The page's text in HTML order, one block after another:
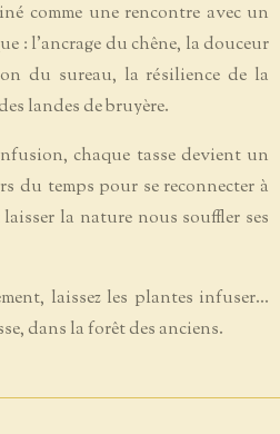
comme une rencontre avec un
: l'ancrage du chêne, la douceur
du sureau, la résilience de la
landes de bruyère.
chaque tasse devient un
du temps pour se reconnecter à
la nature nous souffler ses
laissez les plantes infuser...
dans la forêt des anciens.